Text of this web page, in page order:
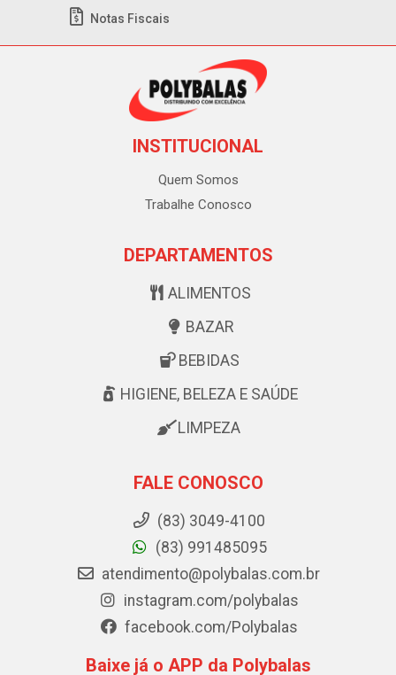
Notas Fiscais
INSTITUCIONAL
Quem Somos
Trabalhe Conosco
DEPARTAMENTOS
ALIMENTOS
BAZAR
BEBIDAS
HIGIENE, BELEZA E SAÚDE
LIMPEZA
FALE CONOSCO
(83) 3049-4100
(83) 991485095
atendimento@polybalas.com.br
instagram.com/polybalas
facebook.com/Polybalas
Baixe já o APP da Polybalas